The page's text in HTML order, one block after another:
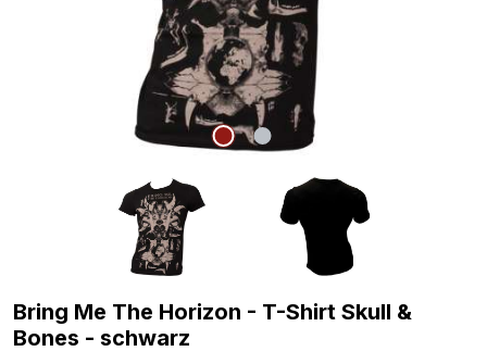
Bring Me The Horizon - T-Shirt Skull &
Bones - schwarz